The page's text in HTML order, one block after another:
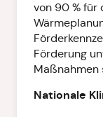
von 90 % für
Förderung
Maßnahmen
Nationale